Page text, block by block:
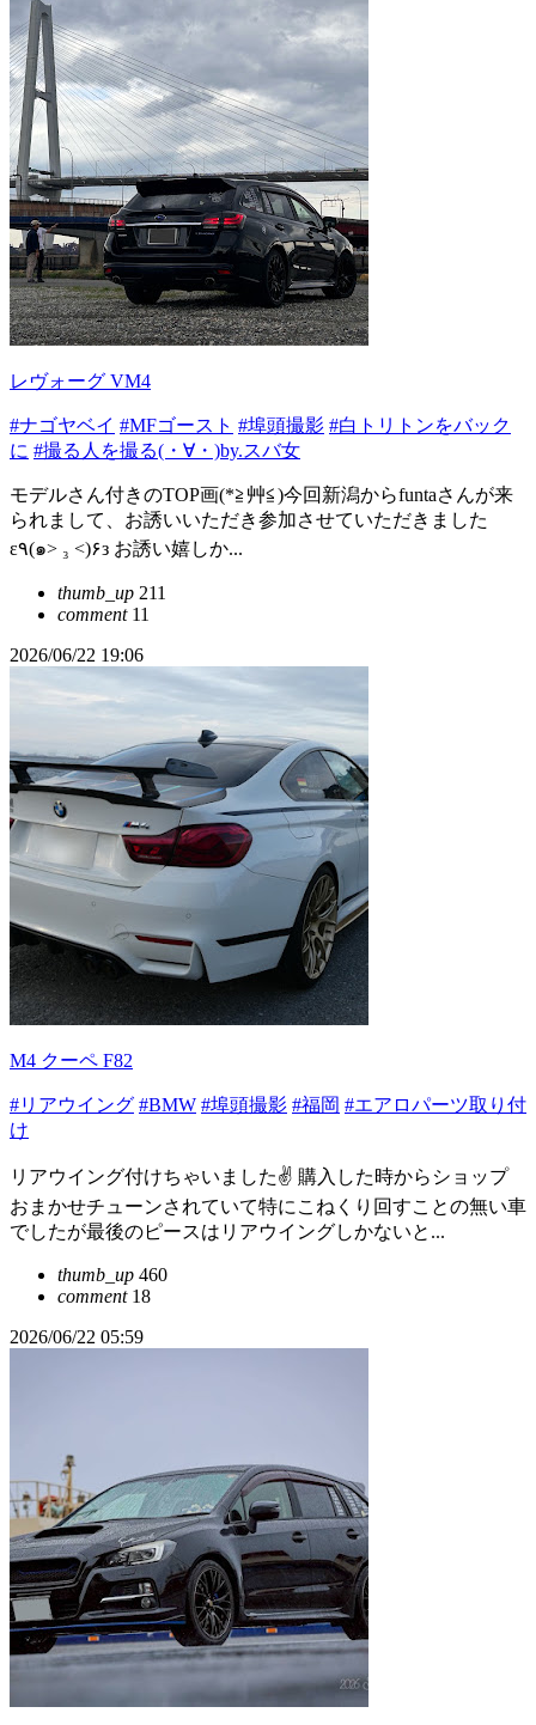
レヴォーグ VM4
#ナゴヤベイ #MFゴースト #埠頭撮影 #白トリトンをバック
に #撮る人を撮る(・∀・)by.スバ女
モデルさん付きのTOP画(*≧艸≦)今回新潟からfuntaさんが来
られまして、お誘いいただき参加させていただきました
ε٩(๑> ₃ <)۶з お誘い嬉しか...
thumb_up 211
comment11
2026/06/22 19:06
M4 クーペ F82
#リアウイング #BMW #埠頭撮影 #福岡 #エアロパーツ取り付
け
リアウイング付けちゃいました✌️ 購入した時からショップ
おまかせチューンされていて特にこねくり回すことの無い車
でしたが最後のピースはリアウイングしかないと...
thumb_up 460
comment18
2026/06/22 05:59